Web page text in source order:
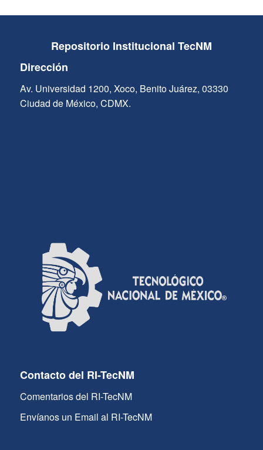
Repositorio Institucional TecNM
Dirección
Av. Universidad 1200, Xoco, Benito Juárez, 03330
Ciudad de México, CDMX.
Contacto del RI-TecNM
Comentarios del RI-TecNM
Envíanos un Email al RI-TecNM